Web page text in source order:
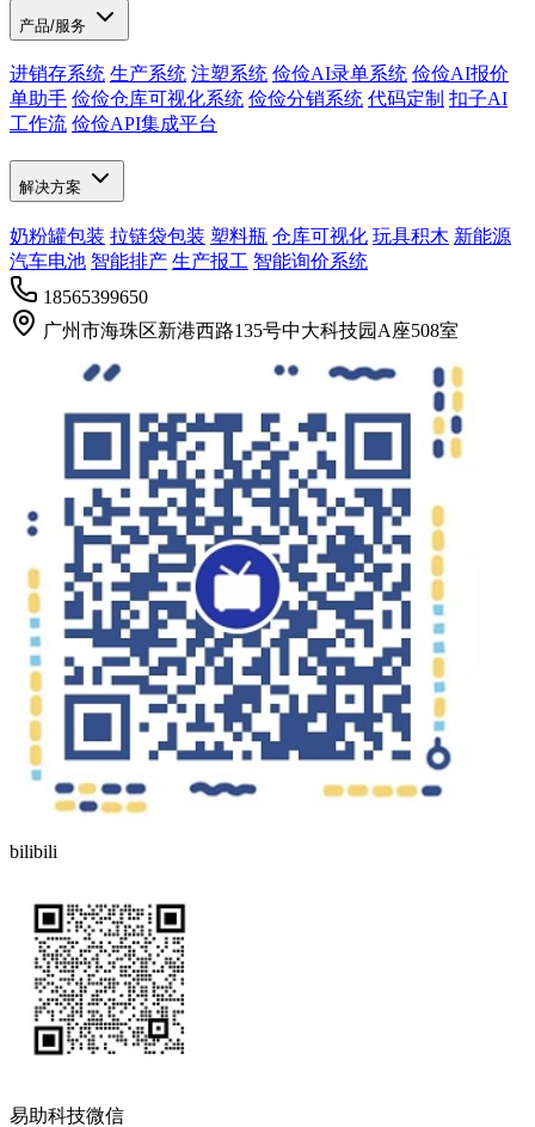
产品/服务
进销存系统 生产系统 注塑系统 俭俭AI录单系统 俭俭AI报价
单助手 俭俭仓库可视化系统 俭俭分销系统 代码定制 扣子AI
工作流 俭俭API集成平台
解决方案
奶粉罐包装 拉链袋包装 塑料瓶 仓库可视化 玩具积木 新能源
汽车电池 智能排产 生产报工 智能询价系统
18565399650
广州市海珠区新港西路135号中大科技园A座508室
bilibili
易助科技微信